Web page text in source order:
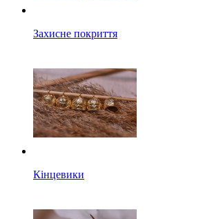
Захисне покриття
Кінцевики